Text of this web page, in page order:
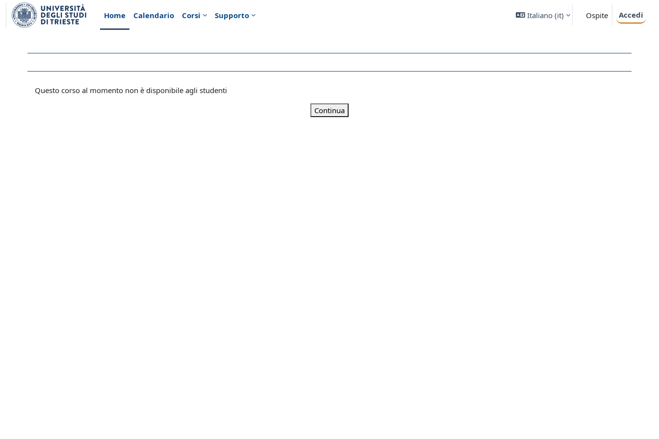
Vai al contenuto principale
Home
Calendario Corsi Supporto Italiano ‎(it)‎ Ospite Accedi
Questo corso al momento non è disponibile agli studenti
Continua